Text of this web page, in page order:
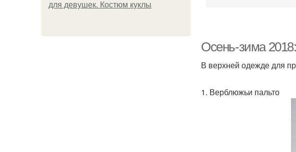
для девушек. Костюм куклы
Осень-зима
В верхней одежде для
1. Верблюжьи пальто